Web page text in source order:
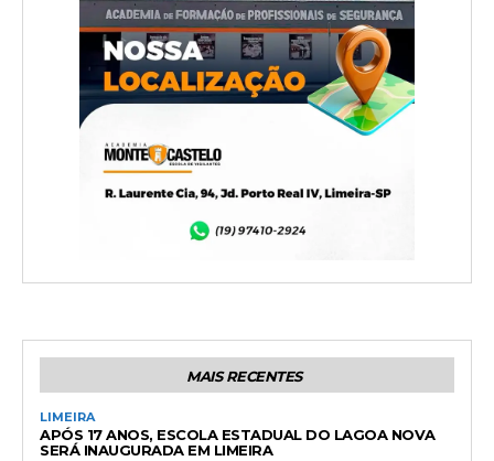
MAIS RECENTES
LIMEIRA
APÓS 17 ANOS, ESCOLA ESTADUAL DO LAGOA NOVA
SERÁ INAUGURADA EM LIMEIRA